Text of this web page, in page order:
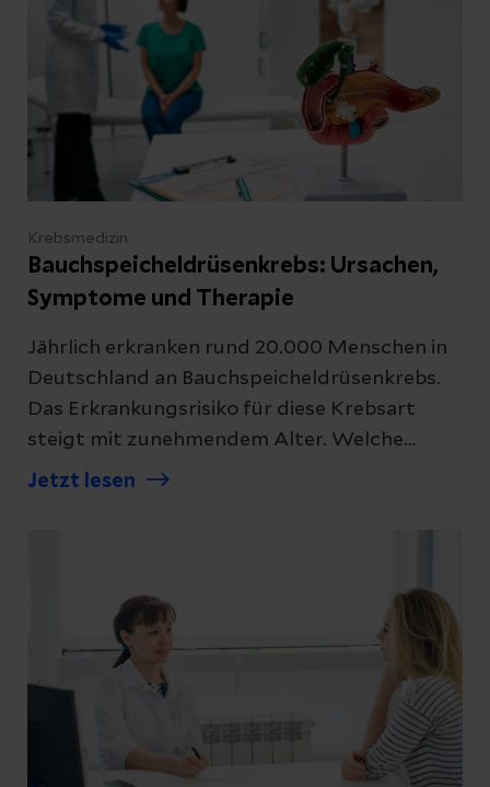
Besuchen Sie unser Patientenportal.
Schreiben Sie uns
Kontakt
Datenschutzerklärungzur Kenntnis genommen
Krebsmedizin
Bauchspeicheldrüsenkrebs: Ursachen,
Symptome und Therapie
Jährlich erkranken rund 20.000 Menschen in
Deutschland an Bauchspeicheldrüsenkrebs.
Das Erkrankungsrisiko für diese Krebsart
steigt mit zunehmendem Alter. Welche
Anzeichen und Behandlungsmöglichkeiten es
Jetzt lesen